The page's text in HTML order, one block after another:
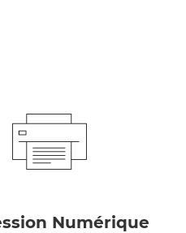
Numérique